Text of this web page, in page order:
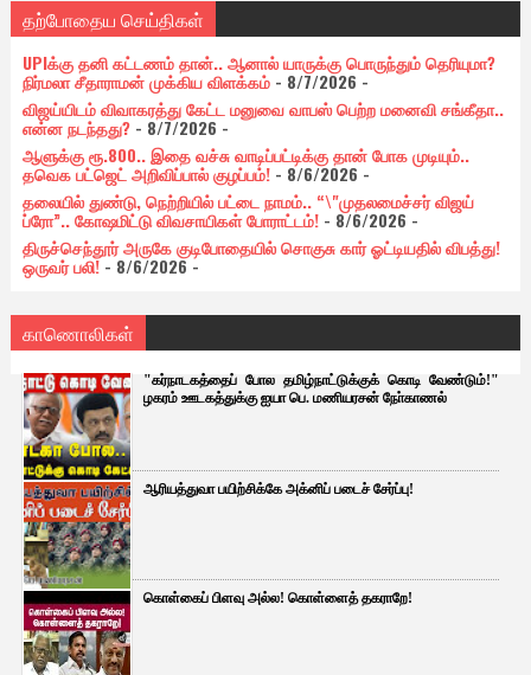
தற்போதைய செய்திகள்
UPIக்கு தனி கட்டணம் தான்.. ஆனால் யாருக்கு பொருந்தும் தெரியுமா?
நிர்மலா சீதாராமன் முக்கிய விளக்கம்- 8/7/2026 -
விஜய்யிடம் விவாகரத்து கேட்ட மனுவை வாபஸ் பெற்ற மனைவி சங்கீதா..
என்ன நடந்தது?- 8/7/2026 -
ஆளுக்கு ரூ.800.. இதை வச்சு வாடிப்பட்டிக்கு தான் போக முடியும்..
தவெக பட்ஜெட் அறிவிப்பால் குழப்பம்!- 8/6/2026 -
தலையில் துண்டு, நெற்றியில் பட்டை நாமம்.. “\"முதலமைச்சர் விஜய்
ப்ரோ”.. கோஷமிட்டு விவசாயிகள் போராட்டம்!- 8/6/2026 -
திருச்செந்தூர் அருகே குடிபோதையில் சொகுசு கார் ஓட்டியதில் விபத்து!
ஒருவர் பலி!- 8/6/2026-
காணொலிகள்
"கர்நாடகத்தைப் போல தமிழ்நாட்டுக்குக் கொடி வேண்டும்!"
ழகரம் ஊடகத்துக்கு ஐயா பெ. மணியரசன் நோ்காணல்
ஆரியத்துவா பயிற்சிக்கே அக்னிப் படைச் சேர்ப்பு!
கொள்கைப் பிளவு அல்ல! கொள்ளைத் தகராறே!